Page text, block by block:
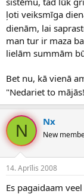
ļoti veiksmīga
dienām, lai
man tur ir maza
lielām summām
Bet nu, kā vienā
"Nedariet to
N Nx
New
14. Aprīlis 2008
Es pagaidaam